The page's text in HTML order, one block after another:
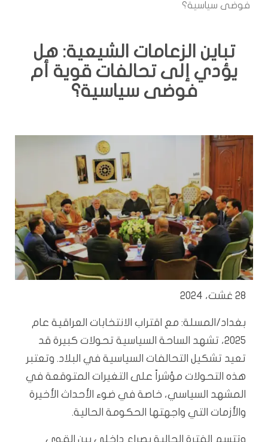
فوضى سياسية؟
تباين الزعامات الشيعية: هل
يؤدي إلى تحالفات قوية أم
فوضى سياسية؟
28 غشت، 2024
بغداد/المسلة: مع اقتراب الانتخابات العراقية عام
2025، تشهد الساحة السياسية تحولات كبيرة قد
تعيد تشكيل التحالفات السياسية في البلاد. وتعتبر
هذه التحولات مؤشراً على التغيرات المتوقعة في
المشهد السياسي، خاصة في ضوء الأحداث الأخيرة
والأزمات التي واجهتها الحكومة الحالية.
وتتسم الفترة الحالية بصراع داخلي بين القوى